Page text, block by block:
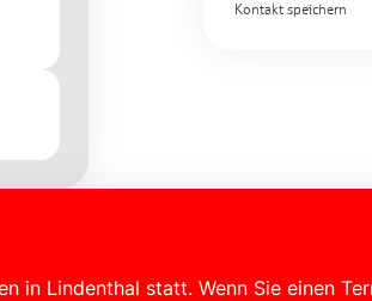
in Lindenthal statt. Wenn Sie einen
Kontakt speichern